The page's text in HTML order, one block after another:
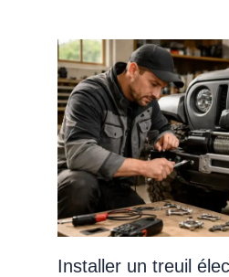
Installer un treuil